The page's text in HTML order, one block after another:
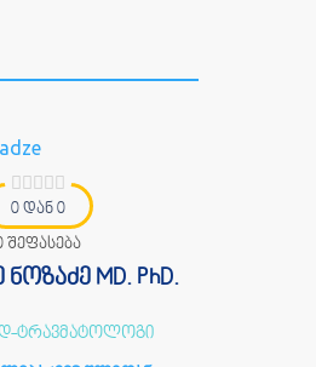
0 დან 0
შეფასება
MD. PhD.
ტრავმატოლოგი